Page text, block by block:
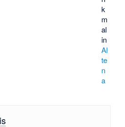
k
m
al
in
Al
te
n
a